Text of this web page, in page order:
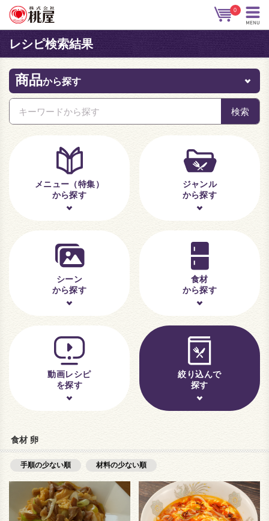
0
レシピ検索結果
商品から探す
メニュー（特集）
から探す
ジャンル
から探す
シーン
から探す
食材
から探す
動画レシピ
を探す
絞り込んで
探す
食材 卵
手順の少ない順 材料の少ない順